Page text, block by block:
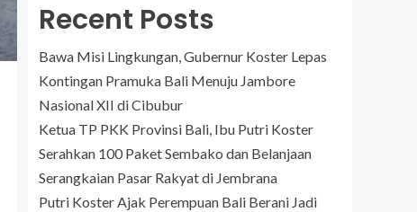
Recent Posts
Bawa Misi Lingkungan, Gubernur Koster Lepas
Kontingan Pramuka Bali Menuju Jambore
Nasional XII di Cibubur
Ketua TP PKK Provinsi Bali, Ibu Putri Koster
Serahkan 100 Paket Sembako dan Belanjaan
Serangkaian Pasar Rakyat di Jembrana
Putri Koster Ajak Perempuan Bali Berani Jadi